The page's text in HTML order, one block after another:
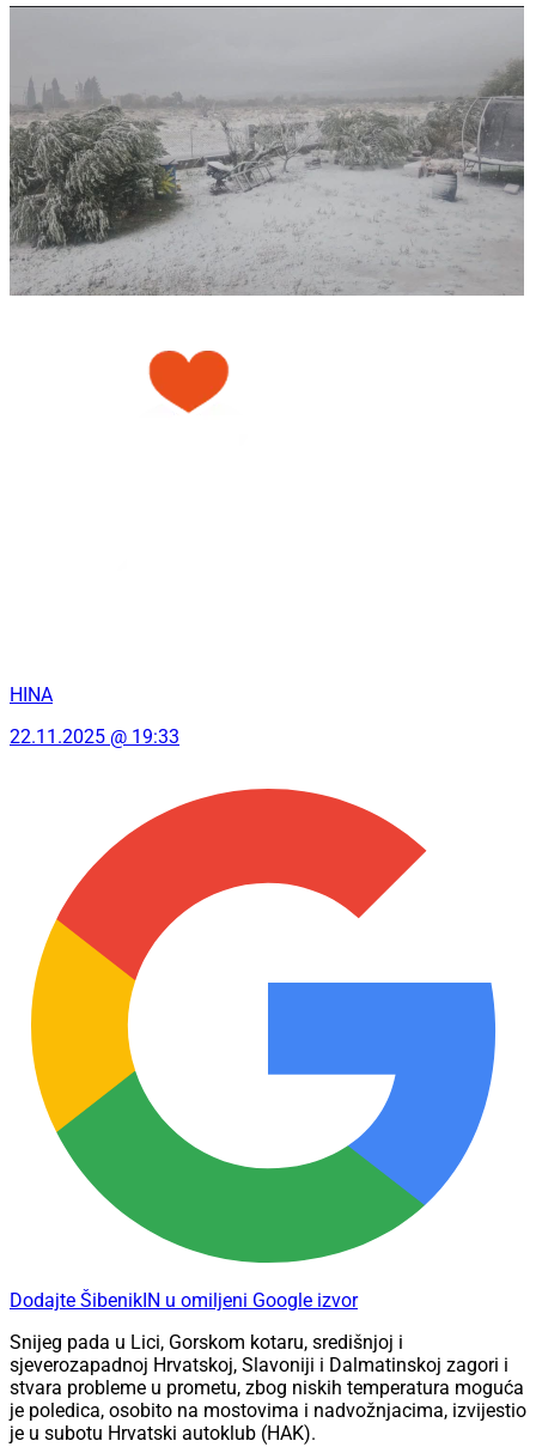
HINA
22.11.2025 @ 19:33
Dodajte ŠibenikIN u omiljeni Google izvor
Snijeg pada u Lici, Gorskom kotaru, središnjoj i
sjeverozapadnoj Hrvatskoj, Slavoniji i Dalmatinskoj zagori i
stvara probleme u prometu, zbog niskih temperatura moguća
je poledica, osobito na mostovima i nadvožnjacima, izvijestio
je u subotu Hrvatski autoklub (HAK).